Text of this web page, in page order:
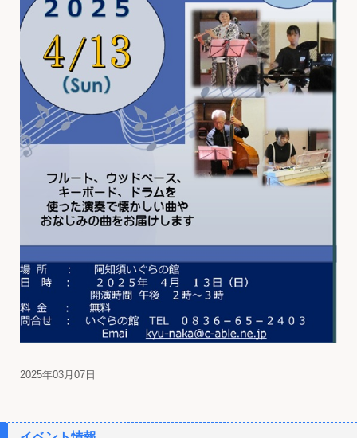
2025年03月07日